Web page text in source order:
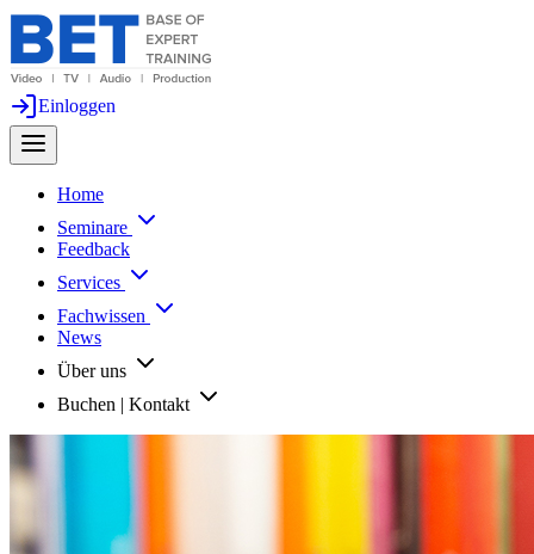
Einloggen
Home
Seminare
Feedback
Services
Fachwissen
News
Über uns
Buchen | Kontakt